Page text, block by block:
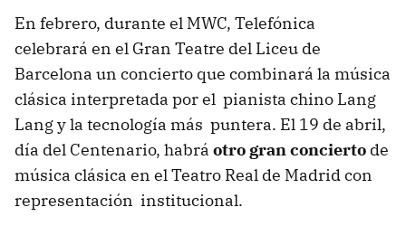
En febrero, durante el MWC, Telefónica
celebrará en el Gran Teatre del Liceu de
Barcelona un concierto que combinará la música
clásica interpretada por el pianista chino Lang
Lang y la tecnología más puntera. El 19 de abril,
día del Centenario, habrá otro gran concierto de
música clásica en el Teatro Real de Madrid con
representación institucional.